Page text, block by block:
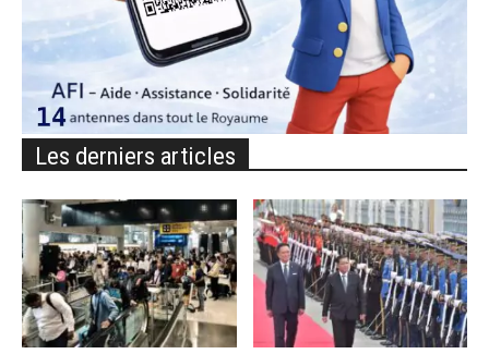
Les derniers articles